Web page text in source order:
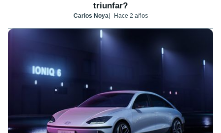
triunfar?
Carlos Noya Hace 2 años